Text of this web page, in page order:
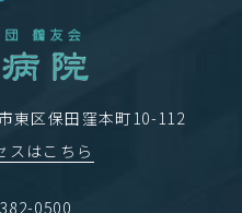
東区保田窪本町10-112
スはこちら
0500